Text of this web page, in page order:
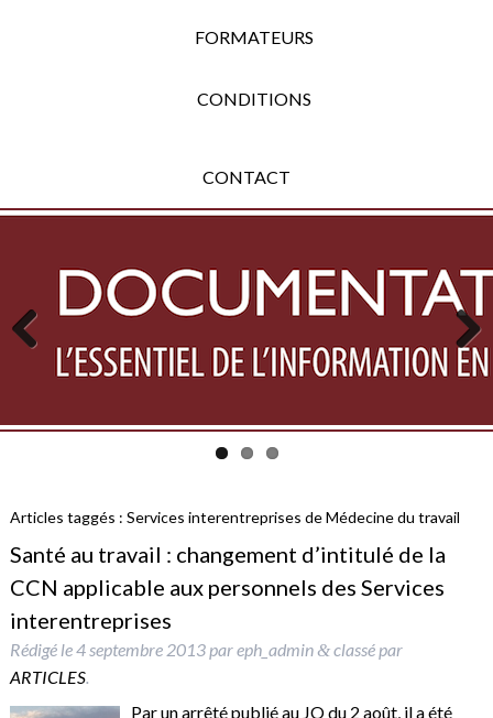
FORMATEURS
CONDITIONS
CONTACT
Previous Next
Articles taggés : Services interentreprises de Médecine du travail
Santé au travail : changement d’intitulé de la
CCN applicable aux personnels des Services
interentreprises
Rédigé le4 septembre 2013pareph_admin &classé par
ARTICLES.
Par un arrêté publié au JO du 2 août, il a été